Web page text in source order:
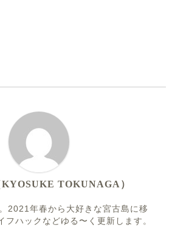
TOKUNAGA）
2021年春から大好きな宮古島に移
フハックなどゆる〜く更新します。